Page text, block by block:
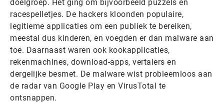
doelgroep. Het ging om bijvoorbeeld puzzels en
racespelletjes. De hackers kloonden populaire,
legitieme applicaties om een publiek te bereiken,
meestal dus kinderen, en voegden er dan malware aan
toe. Daarnaast waren ook kookapplicaties,
rekenmachines, download-apps, vertalers en
dergelijke besmet. De malware wist probleemloos aan
de radar van Google Play en VirusTotal te
ontsnappen.